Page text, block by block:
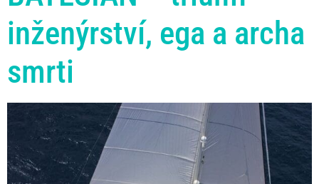
inženýrství, ega a archa
smrti